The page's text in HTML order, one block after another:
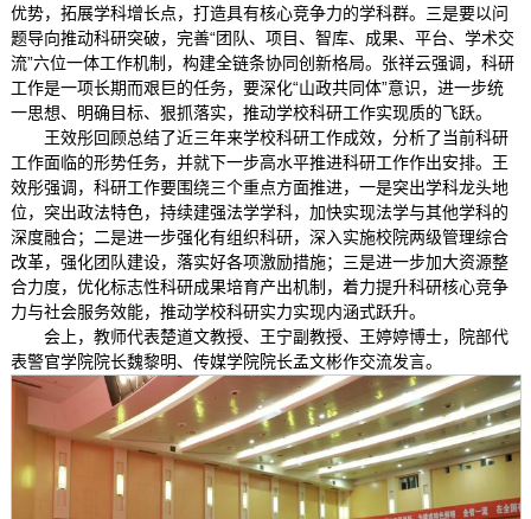
优势，拓展学科增长点，打造具有核心竞争力的学科群。三是要以问
题导向推动科研突破，完善“团队、项目、智库、成果、平台、学术交
流”六位一体工作机制，构建全链条协同创新格局。张祥云强调，科研
工作是一项长期而艰巨的任务，要深化“山政共同体”意识，进一步统
一思想、明确目标、狠抓落实，推动学校科研工作实现质的飞跃。
王效彤回顾总结了近三年来学校科研工作成效，分析了当前科研
工作面临的形势任务，并就下一步高水平推进科研工作作出安排。王
效彤强调，科研工作要围绕三个重点方面推进，一是突出学科龙头地
位，突出政法特色，持续建强法学学科，加快实现法学与其他学科的
深度融合；二是进一步强化有组织科研，深入实施校院两级管理综合
改革，强化团队建设，落实好各项激励措施；三是进一步加大资源整
合力度，优化标志性科研成果培育产出机制，着力提升科研核心竞争
力与社会服务效能，推动学校科研实力实现内涵式跃升。
会上，教师代表楚道文教授、王宁副教授、王婷婷博士，院部代
表警官学院院长魏黎明、传媒学院院长孟文彬作交流发言。